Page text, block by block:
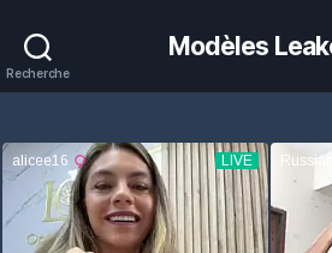
Recherche
Modèles